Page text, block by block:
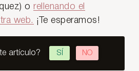
o rellenando el
web. ¡Te esperamos!
artículo? SÍ NO